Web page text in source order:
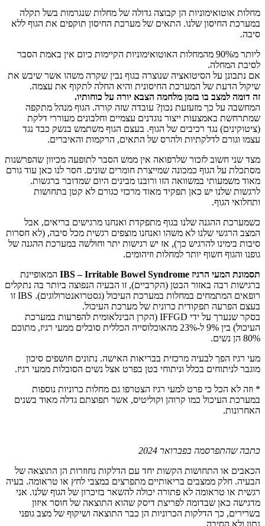
מחלות אוטואימוניות הן קבוצה גדולה של מחלות שנגרמות בשל תקלה
במערכת החיסון שלנו. התאים של מערכת החיסון תוקפים את הגוף ללא
סיבה.
ליותר מ90% מהמחלות האוטואימוניות הקיימות כיום אין באמת הסבר
לסיבת המחלה.
אם נתבונן על הסיטואציה שנוצרה בגוף נבין שקרה משהו אשר שיבש את
שיקול הדעת של המערכת החיסונית והיא החלה לתקוף את עצמה.
זה דומה למצב בו בזמן מלחמה הצבא יורה על כוחותיו.
המחשבה על כך מזעזעת נכון? עובדה שזה קורה. הגוף מנהל מתקפה
שמתרחשת באמצעות ייצור נוגדנים עצמיים וחלבונים מעוררי דלקת
(ציטוקינים) נגד רכיבים של הגוף. בעצם הגוף משתמש בנשק כבד נגד
עצמו וגורם לדלקתיות ולהרס של התאים, הרקמות והאיברים.
מצד שני חשוב לזכור שלרפואה אין ממש הסבר לתופעה מכיוון שהפרשנות
מסתכלת על הגוף כמכונה שמייצרת חומרים שונים. חסר לנו כאן עוד גורם
מאוד משמעותי במשוואה הזו ורובנו מבינים היום שמדובר ברגשות.
לרגשות שלנו יש כאן תפקיד מאוד מרכזי כגורם לא קטן בתחושות
ותחלואי הגוף.
כשמערכת ההגנה שלנו בגוף מתפקדת ואנחנו מרגישים בריאים, אבל
המצב הרגשי שלנו לא משהו ואנחנו מוצפים רגשית מכל סיבה, (לא חסרות
סיבות בימינו להרגיש כך), אז יש רגישות יתר וחולשה במערכת ההגנה של
גופנו והגוף חשוף יותר למחלות וזיהומים.
תסמונת המעי הרגיז IBS – Irritable Bowel Syndrome
המאופיינת
ברגישות רבה באזור הבטן (הקרביים), זו הבעיה הנפוצה ביותר בה נתקלים
רופאים המתמחים במחלות במערכת העיכול (גסטרואנטרולוגים). IBS זו
בעצם הפרעה תפקודית כרונית של מערכת העיכול.
בסקר שנערך על ידי IFFGD (הקרן הבינלאומית להפרעות במערכת
העיכול) בין 9% ל-23% מהאוכלוסייה הכללית סובלים ממעי רגיז, מתוכם
80% הן נשים.
מעי רגיז הפך לבעיה מרכזית בבריאות האישה. נתונים חושפים סיכון
מוגבר לניתוחים בכלל וניתוחי בטן בפרט אצל נשים הסובלות ממעי רגיז.
* וזה לא הכל כי פרט למעי רגיז הצטרפו גם מחלות כרוניות נוספות
במערכת העיכול כמו קרוהן וקוליטיס, אשר תפוצתם גדלה מאוד בשנים
האחרונות.
כתבה שהתפרסמה בפברואר 2024
הכאבים או התחושות הקשות יחד עם הדלקות נחוזרות הן התוצאה של
הבעיה. חלק ממצבים בריאותיים מתפרצים במצבי לחץ או טראומה. בעיה
רגשית או טראומה לא פתורה יכולה להשאר בזיכרון של הגוף שלנו. אני
מדגישה כאן שבדומה לפריצת דיסק שהוא התוצאה של חוסר איזון
בשרירים, כך הדלקות הכרוניות הן כבר התוצאה ושיקוף של מצב גופני
נתון ולא הסיבה.